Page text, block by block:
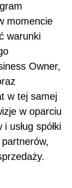
momencie
warunki
Owner,
w tej samej
w oparciu
usług spółki